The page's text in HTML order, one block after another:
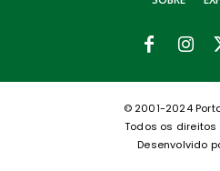
© 2001-2024
Todos os
Desenvolvido